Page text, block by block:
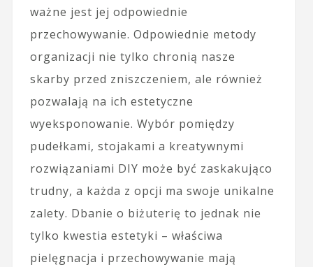
ważne jest jej odpowiednie
przechowywanie. Odpowiednie metody
organizacji nie tylko chronią nasze
skarby przed zniszczeniem, ale również
pozwalają na ich estetyczne
wyeksponowanie. Wybór pomiędzy
pudełkami, stojakami a kreatywnymi
rozwiązaniami DIY może być zaskakująco
trudny, a każda z opcji ma swoje unikalne
zalety. Dbanie o biżuterię to jednak nie
tylko kwestia estetyki – właściwa
pielęgnacja i przechowywanie mają